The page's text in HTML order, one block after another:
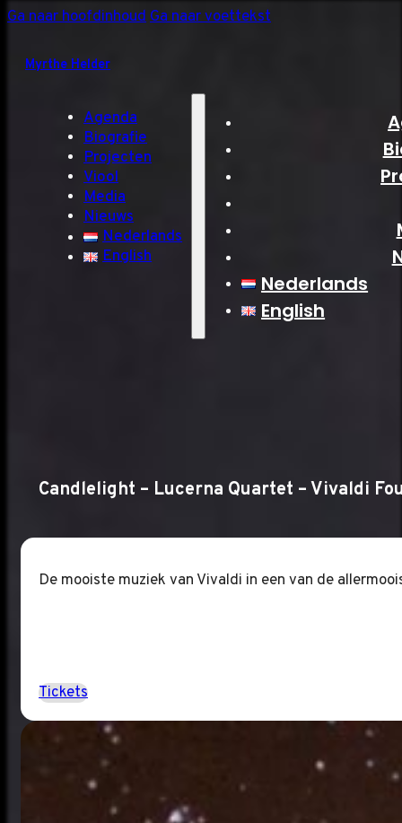
Ga naar hoofdinhoudGa naar voettekst
Myrthe Helder
Agenda
Biografie
Projecten
Viool
Media
Nieuws
Nederlands
English
Nederlands
English
Candlelight – Lucerna Quartet – Vivaldi
De mooiste muziek van Vivaldi in een van de
Tickets